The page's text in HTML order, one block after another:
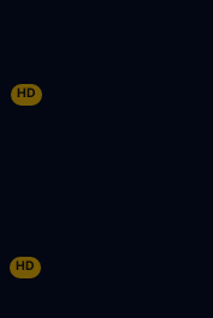
HD
HD